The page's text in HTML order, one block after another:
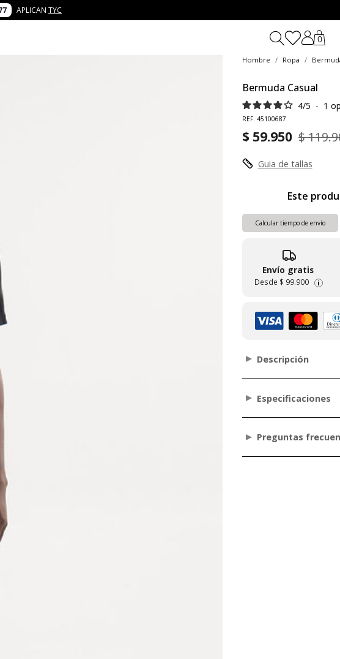
APLICAN TYC
0
Hombre Ropa
Bermuda Casual
4/5 - 1
REF. 45100687
$ 59.950 $
Guia de tallas
Este
Calcular tiempo de envío
Envío gratis
Desde $ 99.900 i
Descripción
Especificaciones
Preguntas